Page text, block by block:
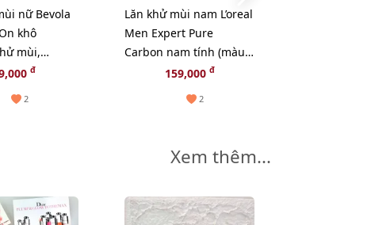
nữ Bevola
khô
mùi,
sáng mịn -
đ
2
Lăn khử mùi nam L’oreal
Men Expert Pure
Carbon nam tính (màu
159,000 đ
2
Xem thêm...